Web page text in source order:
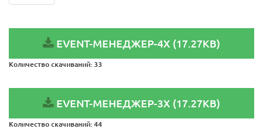
EVENT-МЕНЕДЖЕР-4X (17.27KB)
Количество скачиваний:33
EVENT-МЕНЕДЖЕР-3X (17.27KB)
Количество скачиваний:44